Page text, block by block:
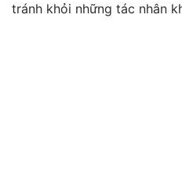
tránh khỏi những tác nhân